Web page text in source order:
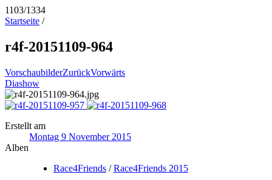
1103/1334
Startseite /
r4f-20151109-964
VorschaubilderZurückVorwärts
Diashow
Erstellt am
Montag 9 November 2015
Alben
Race4Friends /Race4Friends 2015